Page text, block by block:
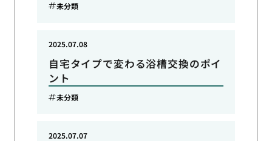
未分類
自宅タイプで変わる浴槽交換のポイ
ント
2025.07.08
未分類
2025.07.07